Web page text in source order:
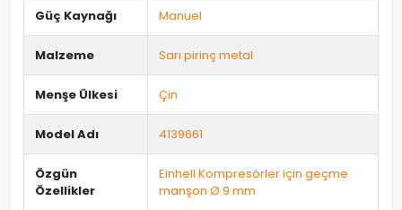
Güç Kaynağı Manuel
Malzeme Sarı pirinç metal
Menşe Ülkesi Çin
Model Adı 4139661
Özgün
Özellikler
Einhell Kompresörler için geçme
manşon Ø 9 mm